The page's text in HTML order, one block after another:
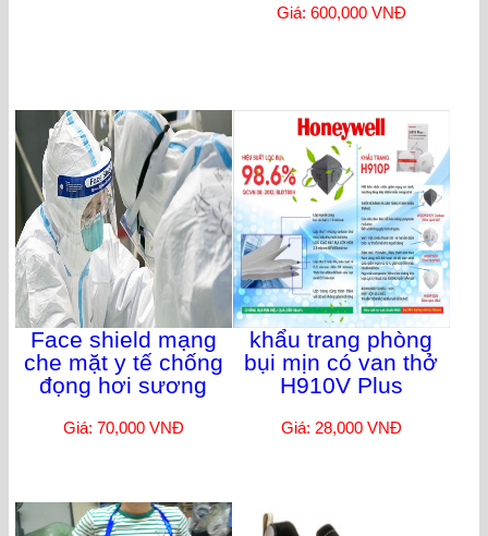
Giá: 600,000 VNĐ
Face shield mạng
che mặt y tế chống
đọng hơi sương
Giá: 70,000 VNĐ
khẩu trang phòng
bụi mịn có van thở
H910V Plus
Giá: 28,000 VNĐ